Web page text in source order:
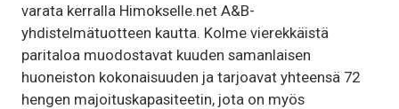
varata kerralla Himokselle.net A&B-
yhdistelmätuotteen kautta. Kolme vierekkäistä
paritaloa muodostavat kuuden samanlaisen
huoneiston kokonaisuuden ja tarjoavat yhteensä 72
hengen majoituskapasiteetin, jota on myös